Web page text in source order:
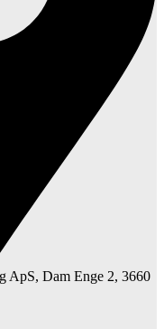
ApS, Dam Enge 2, 3660